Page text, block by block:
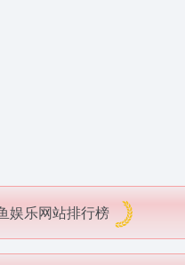
娱乐网站排行榜